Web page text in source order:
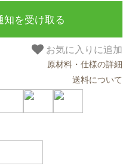
知を受け取る
お気に入りに追加
原材料・仕様の詳細
送料について